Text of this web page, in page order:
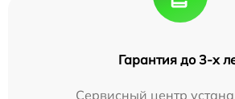
Гарантия до 3-х
Сервисный центр